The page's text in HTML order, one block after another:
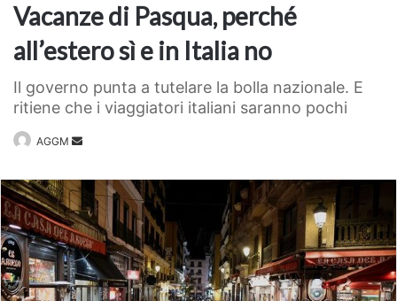
Vacanze di Pasqua, perché
all’estero sì e in Italia no
Il governo punta a tutelare la bolla nazionale. E
ritiene che i viaggiatori italiani saranno pochi
AGGM
Invia